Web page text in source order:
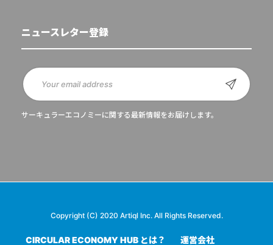
ニュースレター登録
サーキュラーエコノミーに関する最新情報をお届けします。
Copyright (C) 2020 Artiql Inc. All Rights Reserved.
CIRCULAR ECONOMY HUB とは？ 運営会社